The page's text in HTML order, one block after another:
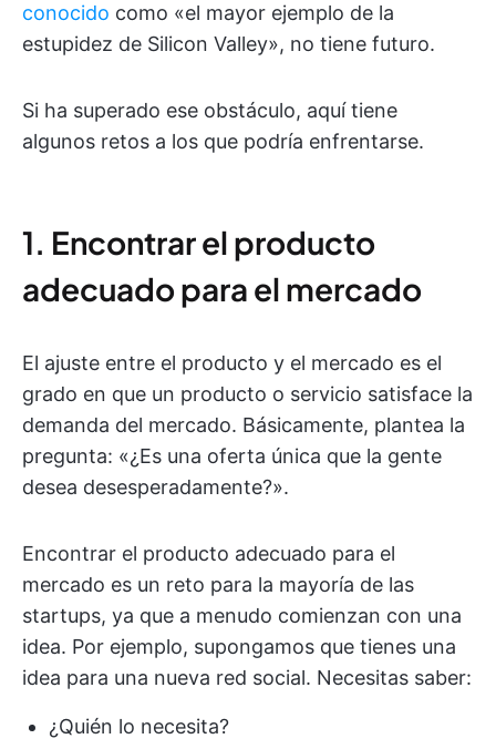
conocido como «el mayor ejemplo de la
estupidez de Silicon Valley», no tiene futuro.
Si ha superado ese obstáculo, aquí tiene
algunos retos a los que podría enfrentarse.
1. Encontrar el producto
adecuado para el mercado
El ajuste entre el producto y el mercado es el
grado en que un producto o servicio satisface la
demanda del mercado. Básicamente, plantea la
pregunta: «¿Es una oferta única que la gente
desea desesperadamente?».
Encontrar el producto adecuado para el
mercado es un reto para la mayoría de las
startups, ya que a menudo comienzan con una
idea. Por ejemplo, supongamos que tienes una
idea para una nueva red social. Necesitas saber:
¿Quién lo necesita?